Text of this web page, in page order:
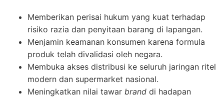
Memberikan perisai hukum yang kuat terhadap
risiko razia dan penyitaan barang di lapangan.
Menjamin keamanan konsumen karena formula
produk telah divalidasi oleh negara.
Membuka akses distribusi ke seluruh jaringan ritel
modern dan supermarket nasional.
Meningkatkan nilai tawar brand di hadapan